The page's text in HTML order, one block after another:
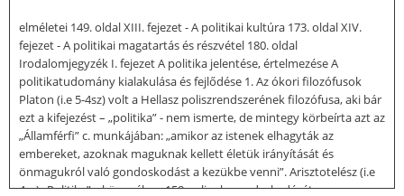
elméletei 149. oldal XIII. fejezet - A politikai kultúra 173. oldal XIV.
fejezet - A politikai magatartás és részvétel 180. oldal
Irodalomjegyzék I. fejezet A politika jelentése, értelmezése A
politikatudomány kialakulása és fejlődése 1. Az ókori filozófusok
Platon (i.e 5-4sz) volt a Hellasz poliszrendszerének filozófusa, aki bár
ezt a kifejezést – „politika” - nem ismerte, de mintegy körbeírta azt az
„Államférfi” c. munkájában: „amikor az istenek elhagyták az
embereket, azoknak maguknak kellett életük irányítását és
önmagukról való gondoskodást a kezükbe venni”. Arisztotelész (i.e
4sz) „Politika” c könyvében 158 polisz berendezkedését,